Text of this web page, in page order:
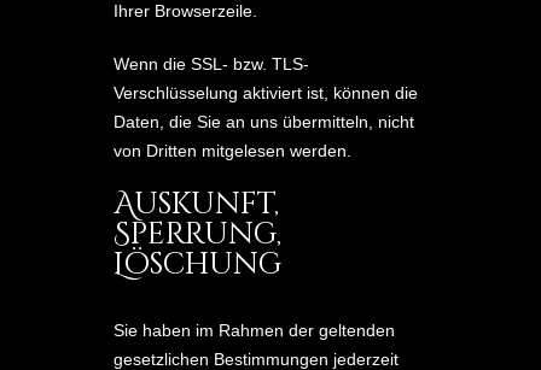
Ihrer Browserzeile.
Wenn die SSL- bzw. TLS-
Verschlüsselung aktiviert ist, können die
Daten, die Sie an uns übermitteln, nicht
von Dritten mitgelesen werden.
Auskunft,
Sperrung,
Löschung
Sie haben im Rahmen der geltenden
gesetzlichen Bestimmungen jederzeit